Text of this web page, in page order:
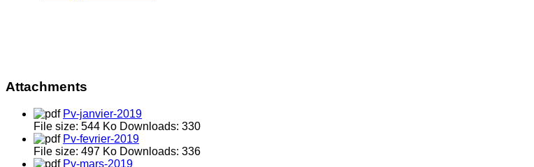
Attachments
Pv-janvier-2019
File size: 544 Ko Downloads: 330
Pv-fevrier-2019
File size: 497 Ko Downloads: 336
Pv-mars-2019